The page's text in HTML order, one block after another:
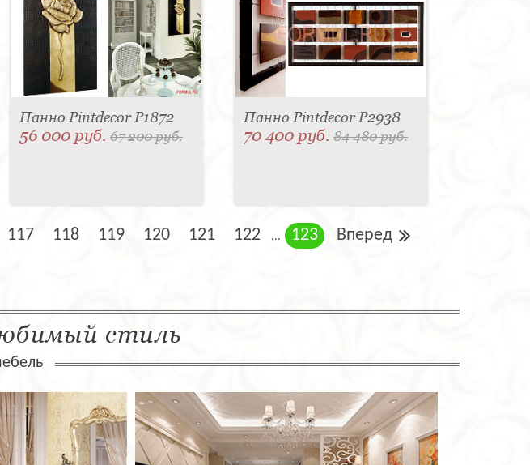
Панно Pintdecor P1872
56 000 руб. 67 200 руб.
Панно Pintdecor P2938
70 400 руб.84 480 руб.
117 118 119 120 121 122 ... 123 Вперед
стиль